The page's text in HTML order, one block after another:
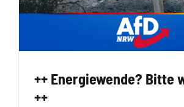
++ Energiewende? Bitte
++